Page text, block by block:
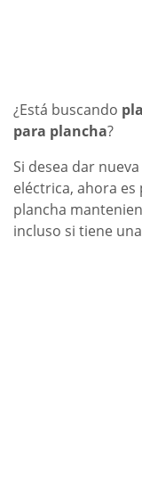
¿Está buscando
para plancha?
Si desea dar
eléctrica, ahora es
plancha ma
incluso si tiene